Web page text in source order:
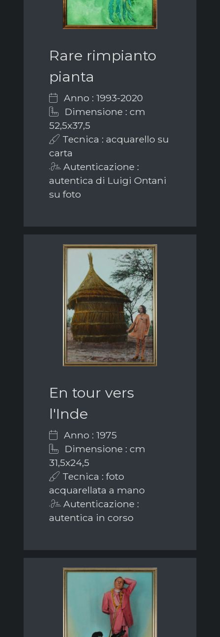
Rare rimpianto
pianta
Anno : 1993-2020
Dimensione : cm
52,5x37,5
Tecnica : acquarello su
carta
Autenticazione :
autentica di Luigi Ontani
su foto
En tour vers
l'Inde
Anno : 1975
Dimensione : cm
31,5x24,5
Tecnica : foto
acquarellata a mano
Autenticazione :
autentica in corso